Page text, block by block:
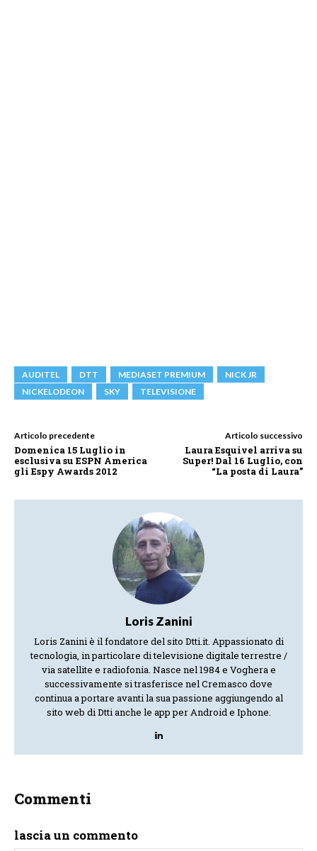
AUDITEL DTT MEDIASET PREMIUM
NICK JR
NICKELODEON
SKY TELEVISIONE
Articolo precedente
Domenica 15 Luglio in
esclusiva su ESPN America
gli Espy Awards 2012
Articolo successivo
Laura Esquivel arriva su
Super! Dal 16 Luglio, con
“La posta di Laura”
Loris Zanini
Loris Zanini è il fondatore del sito Dtti.it. Appassionato di
tecnologia, in particolare di televisione digitale terrestre /
via satellite e radiofonia. Nasce nel 1984 e Voghera e
successivamente si trasferisce nel Cremasco dove
continua a portare avanti la sua passione aggiungendo al
sito web di Dtti anche le app per Android e Iphone.
Commenti
lascia un commento